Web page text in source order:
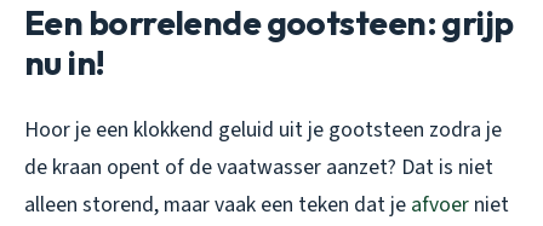
Een borrelende gootsteen: grijp
nu in!
Hoor je een klokkend geluid uit je gootsteen zodra je
de kraan opent of de vaatwasser aanzet? Dat is niet
alleen storend, maar vaak een teken dat je afvoer niet